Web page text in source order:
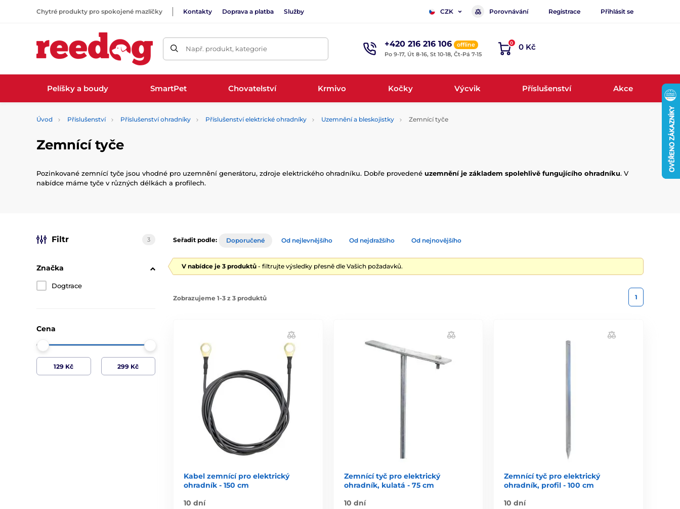
Chytré produkty pro spokojené mazlíčky Kontakty Doprava a platba Služby CZK Porovnávání Registrace Přihlásit se
Např. produkt, kategorie +420 216 216 106
offline
Po 9-17, Út 8-16, St 10-18, Čt-Pá 7-15
0 0 Kč
Pelíšky a boudy SmartPet Chovatelství Krmivo Kočky Výcvik Příslušenství Akce
Úvod Příslušenství Příslušenství ohradníky Příslušenství elektrické ohradníky Uzemnění a bleskojistky Zemnící tyče
Zemnící tyče
Pozinkované zemnící tyče jsou vhodné pro uzemnění generátoru, zdroje elektrického ohradníku. Dobře provedené uzemnění je základem spolehlivě fungujícího ohradníku. V
nabídce máme tyče v různých délkách a profilech.
Filtr 3
Značka
Dogtrace
Cena
Seřadit podle: Doporučené Od nejlevnějšího Od nejdražšího Od nejnovějšího
V nabídce je 3 produktů - filtrujte výsledky přesně dle Vašich požadavků.
Zobrazujeme 1-3 z 3 produktů 1
Kabel zemnící pro elektrický
ohradník - 150 cm
10 dní
Zemnící tyč pro elektrický
ohradník, kulatá - 75 cm
10 dní
Zemnící tyč pro elektrický
ohradník, profil - 100 cm
10 dní